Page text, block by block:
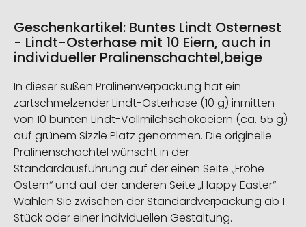
Geschenkartikel: Buntes Lindt Osternest
- Lindt-Osterhase mit 10 Eiern, auch in
individueller Pralinenschachtel,beige
In dieser süßen Pralinenverpackung hat ein
zartschmelzender Lindt-Osterhase (10 g) inmitten
von 10 bunten Lindt-Vollmilchschokoeiern (ca. 55 g)
auf grünem Sizzle Platz genommen. Die originelle
Pralinenschachtel wünscht in der
Standardausführung auf der einen Seite „Frohe
Ostern“ und auf der anderen Seite „Happy Easter“.
Wählen Sie zwischen der Standardverpackung ab 1
Stück oder einer individuellen Gestaltung.